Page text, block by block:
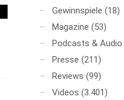
Gewinnspiele (18)
Magazine (53)
Podcasts & Audio
Presse (211)
Reviews (99)
Videos (3.401)